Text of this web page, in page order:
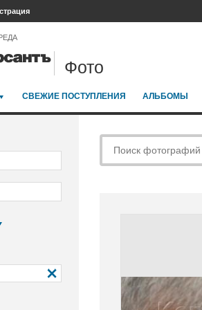
Фото
СВЕЖИЕ ПОСТУПЛЕНИЯ АЛЬБОМЫ